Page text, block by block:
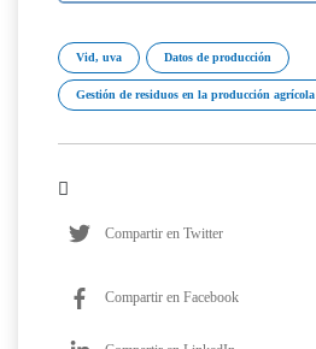
Vid, uva Datos de producción
Gestión de residuos en la producción agrícola
Compartir en Twitter
Compartir en Facebook